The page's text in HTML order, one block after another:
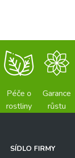
Péče o
rostliny
Garance
růstu
SÍDLO FIRMY